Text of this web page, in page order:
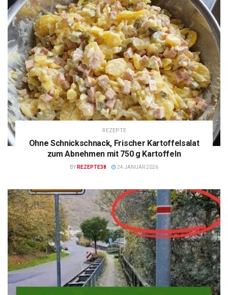
REZEPTE
Ohne Schnickschnack, Frischer Kartoffelsalat
zum Abnehmen mit 750 g Kartoffeln
BY REZEPTE38 24 JANUAR 2026